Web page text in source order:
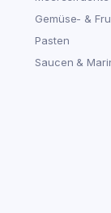
Gemüse- &
Pasten
Saucen &